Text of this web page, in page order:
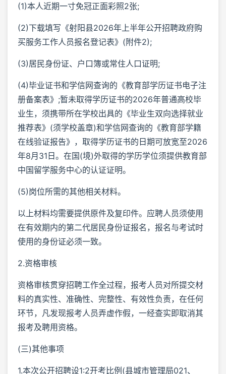
(1)本人近期一寸免冠正面彩照2张;
(2)下载填写《射阳县2026年上半年公开招聘政府购
买服务工作人员报名登记表》(附件2);
(3)居民身份证、户口簿或常住人口证明;
(4)毕业证书和学信网查询的《教育部学历证书电子注
册备案表》;暂未取得学历证书的2026年普通高校毕
业生，须携带所在学校出具的《毕业生双向选择就业
推荐表》(须学校盖章)和学信网查询的《教育部学籍
在线验证报告》，取得学历证书的日期可放宽至2026
年8月31日。在国(境)外取得的学历学位须提供教育部
中国留学服务中心的认证证明。
(5)岗位所需的其他相关材料。
以上材料均需要提供原件及复印件。应聘人员须使用
在有效期内的第二代居民身份证报名，报名与考试时
使用的身份证必须一致。
2.资格审核
资格审核贯穿招聘工作全过程，报考人员对所提交材
料的真实性、准确性、完整性、有效性负责，在任何
环节，凡发现报考人员弄虚作假，一经查实即取消其
报考及聘用资格。
(三)其他事项
1.本次公开招聘设1:2开考比例(县城市管理局021、